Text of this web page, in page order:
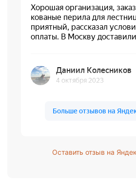
Оставить отзыв на